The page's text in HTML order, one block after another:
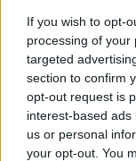
If you wish to opt-
processing of your
targeted
section to confirm
opt-out request is
interest-based
us or personal
your opt-out. You
Magyarország